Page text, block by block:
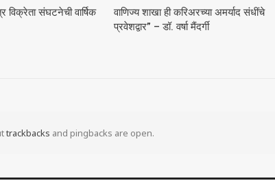
विक्रेता संघटनेची वार्षिक
वाणिज्य शाखा ही करिअरच्या अमर्याद संधींचे
प्रवेशद्वार” – डॉ. वर्षा मैंदर्गी
trackbacks and pingbacks are open.